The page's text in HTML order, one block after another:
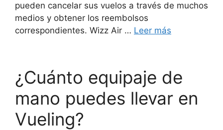
pueden cancelar sus vuelos a través de muchos
medios y obtener los reembolsos
correspondientes. Wizz Air … Leer más
¿Cuánto equipaje de
mano puedes llevar en
Vueling?